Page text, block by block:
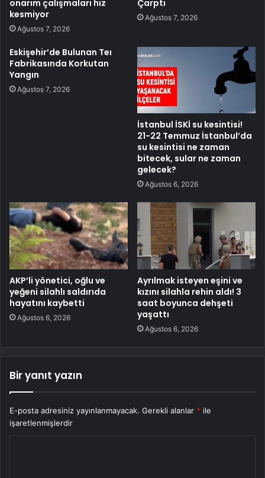
onarım çalışmaları hız
kesmiyor
Ağustos 7, 2026
Çarptı
Ağustos 7, 2026
Eskişehir’de Bulunan Teı
Fabrikasında Korkutan
Yangın
Ağustos 7, 2026
İstanbul İSKİ su kesintisi!
21-22 Temmuz İstanbul’da
su kesintisi ne zaman
bitecek, sular ne zaman
gelecek?
Ağustos 6, 2026
AKP’li yönetici, oğlu ve
yeğeni silahlı saldırıda
hayatını kaybetti
Ağustos 6, 2026
Ayrılmak isteyen eşini ve
kızını silahla rehin aldı! 3
saat boyunca dehşeti
yaşattı
Ağustos 6, 2026
Bir yanıt yazın
E-posta adresiniz yayınlanmayacak. Gerekli alanlar * ile
işaretlenmişlerdir